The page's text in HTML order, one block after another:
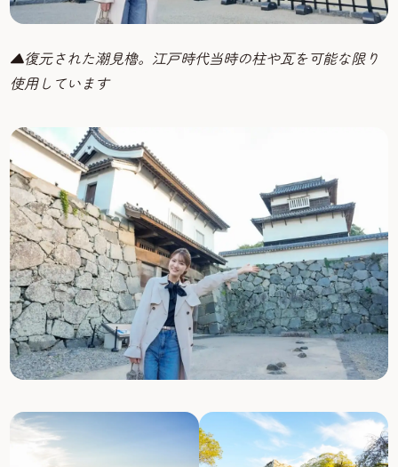
▲復元された潮見櫓。江戸時代当時の柱や瓦を可能な限り
使用しています